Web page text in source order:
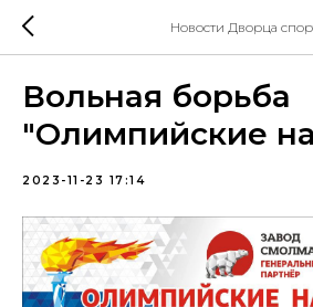
Новости Дворца
Вольная борьба
"Олимпийские
2023-11-23 17:14